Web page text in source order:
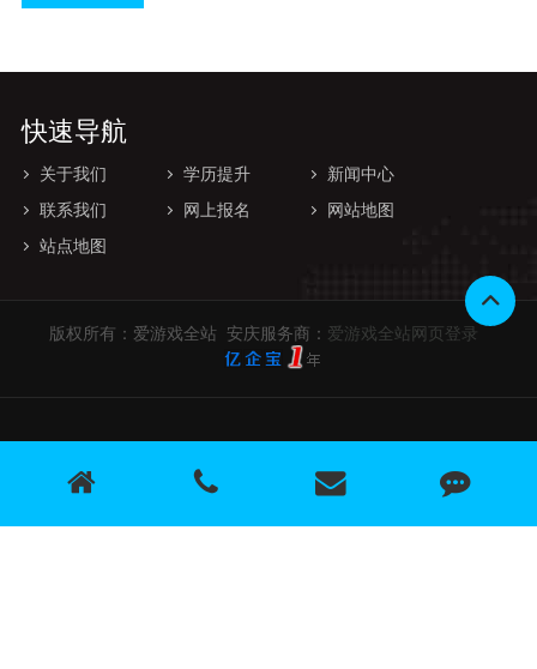
快速导航
关于我们 学历提升
新闻中心
联系我们
网上报名
网站地图
站点地图
版权所有：爱游戏全站 安庆服务商： 爱游戏全站网页登录